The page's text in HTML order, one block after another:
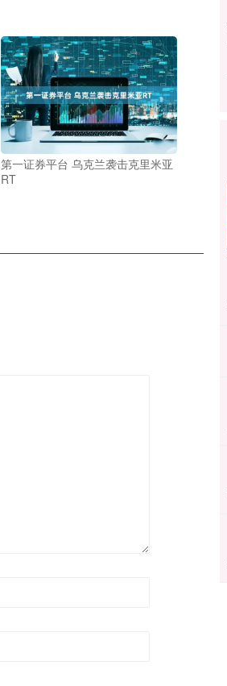
第一证券平台 乌克兰袭击克里米亚
RT